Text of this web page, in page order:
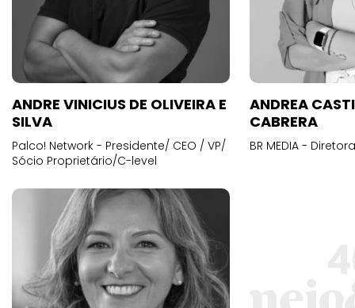
ANDRE VINICIUS DE OLIVEIRA E
SILVA
Palco! Network - Presidente/ CEO / VP/
Sócio Proprietário/C-level
ANDREA
CABRERA
BR MEDIA -